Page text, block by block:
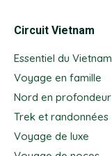
Circuit Vietnam
Essentiel du Vietnam
Voyage en famille
Nord en profondeur
Trek et randonnées
Voyage de luxe